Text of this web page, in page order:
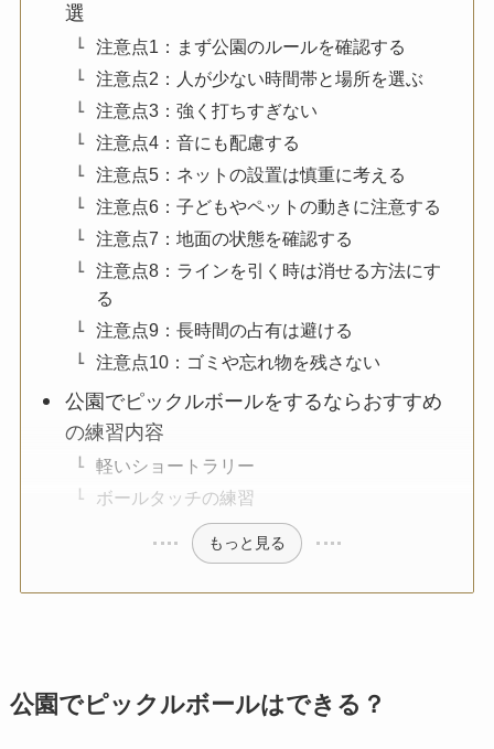
選
注意点1：まず公園のルールを確認する
注意点2：人が少ない時間帯と場所を選ぶ
注意点3：強く打ちすぎない
注意点4：音にも配慮する
注意点5：ネットの設置は慎重に考える
注意点6：子どもやペットの動きに注意する
注意点7：地面の状態を確認する
注意点8：ラインを引く時は消せる方法にす
る
注意点9：長時間の占有は避ける
注意点10：ゴミや忘れ物を残さない
公園でピックルボールをするならおすすめ
の練習内容
軽いショートラリー
ボールタッチの練習
もっと見る
公園でピックルボールはできる？